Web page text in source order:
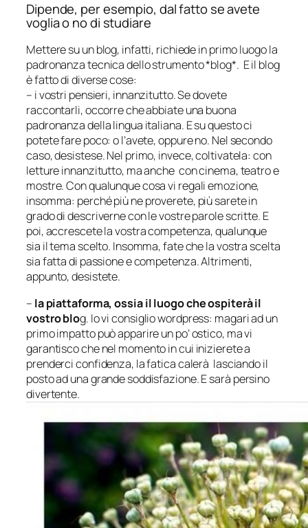
Dipende, per esempio, dal fatto se avete
voglia o no di studiare
Mettere su un blog, infatti, richiede in primo luogo la
padronanza tecnica dello strumento *blog*. E il blog
è fatto di diverse cose:
– i vostri pensieri, innanzitutto. Se dovete
raccontarli, occorre che abbiate una buona
padronanza della lingua italiana. E su questo ci
potete fare poco: o l’avete, oppure no. Nel secondo
caso, desistese. Nel primo, invece, coltivatela: con
letture innanzitutto, ma anche con cinema, teatro e
mostre. Con qualunque cosa vi regali emozione,
insomma: perché più ne proverete, più sarete in
grado di descriverne con le vostre parole scritte. E
poi, accrescete la vostra competenza, qualunque
sia il tema scelto. Insomma, fate che la vostra scelta
sia fatta di passione e competenza. Altrimenti,
appunto, desistete.
– la piattaforma, ossia il luogo che ospiterà il
vostro blog. Io vi consiglio wordpress: magari ad un
primo impatto può apparire un po’ ostico, ma vi
garantisco che nel momento in cui inizierete a
prenderci confidenza, la fatica calerà lasciando il
posto ad una grande soddisfazione. E sarà persino
divertente.